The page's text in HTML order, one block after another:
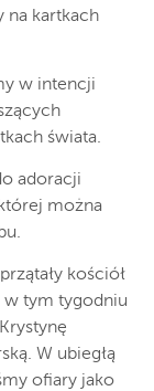
na kartkach
w intencji
świata.
adoracji
można
kościół
w tym tygodniu
W ubiegłą
ofiary jako